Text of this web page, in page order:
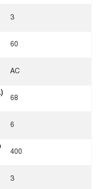
3
60
AC
68
6
400
3